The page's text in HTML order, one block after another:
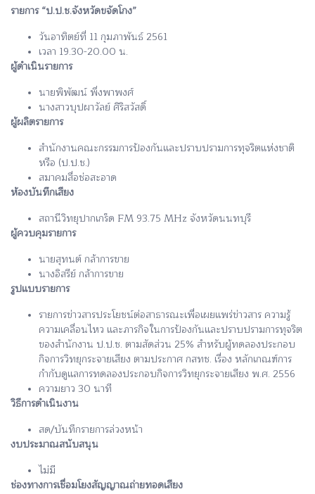
รายการ “ป.ป.ช.จังหวัดขจัดโกง”
วันอาทิตย์ที่ 11 กุมภาพันธ์ 2561
เวลา 19.30-20.00 น.
ผู้ดำเนินรายการ
นายพิพัฒน์ พึ่งพาพงศ์
นางสาวบุปผาวัลย์ ศิริสวัสดิ์
ผู้ผลิตรายการ
สำนักงานคณะกรรมการป้องกันและปราบปรามการทุจริตแห่งชาติ
หรือ (ป.ป.ช.)
สมาคมสื่อช่อสะอาด
ห้องบันทึกเสียง
สถานีวิทยุปากเกร็ด FM 93.75 MHz จังหวัดนนทบุรี
ผู้ควบคุมรายการ
นายสุทนต์ กล้าการขาย
นางอิสรีย์ กล้าการขาย
รูปแบบรายการ
รายการข่าวสารประโยชน์ต่อสาธารณะเพื่อเผยแพร่ข่าวสาร ความรู้
ความเคลื่อนไหว และภารกิจในการป้องกันและปราบปรามการทุจริต
ของสำนักงาน ป.ป.ช. ตามสัดส่วน 25% สำหรับผู้ทดลองประกอบ
กิจการวิทยุกระจายเสียง ตามประกาศ กสทช. เรื่อง หลักเกณฑ์การ
กำกับดูแลการทดลองประกอบกิจการวิทยุกระจายเสียง พ.ศ. 2556
ความยาว 30 นาที
วิธีการดำเนินงาน
สด/บันทึกรายการล่วงหน้า
งบประมาณสนับสนุน
ไม่มี
ช่องทางการเชื่อมโยงสัญญาณถ่ายทอดเสียง